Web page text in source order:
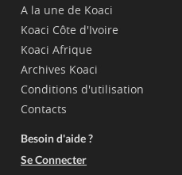
A la une de Koaci
Koaci Côte d'Ivoire
Koaci Afrique
Archives Koaci
Conditions d'utilisation
Contacts
Besoin d'aide ?
Se Connecter